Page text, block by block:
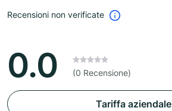
Recensioni non verificate
0.0 (0 Recensione)
Tariffa aziendale